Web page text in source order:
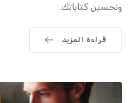
وتحسين كتاباتك.
قراءة المزيد